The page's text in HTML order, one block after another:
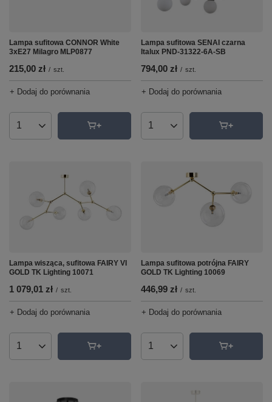
Lampa sufitowa CONNOR White
3xE27 Milagro MLP0877
215,00 zł / szt.
+ Dodaj do porównania
Ilość produktów
Lampa sufitowa SENAI czarna
Italux PND-31322-6A-SB
794,00 zł / szt.
+ Dodaj do porównania
Ilość produktów
Lampa wisząca, sufitowa FAIRY VI
GOLD TK Lighting 10071
1 079,01 zł / szt.
+ Dodaj do porównania
Ilość produktów
Lampa sufitowa potrójna FAIRY
GOLD TK Lighting 10069
446,99 zł / szt.
+ Dodaj do porównania
Ilość produktów